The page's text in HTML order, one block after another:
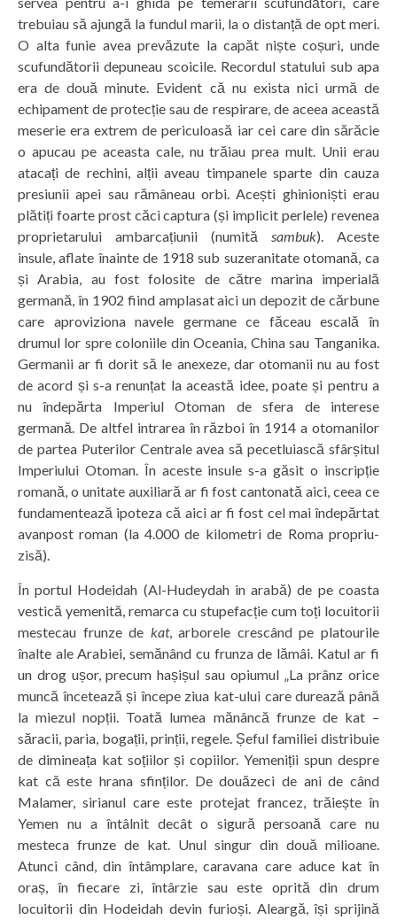
trebuiau să ajungă la fundul marii, la o distanță de opt meri.
O alta funie avea prevăzute la capăt niște coșuri, unde
scufundătorii depuneau scoicile. Recordul statului sub apa
era de două minute. Evident că nu exista nici urmă de
echipament de protecție sau de respirare, de aceea această
meserie era extrem de periculoasă iar cei care din sărăcie
o apucau pe aceasta cale, nu trăiau prea mult. Unii erau
atacați de rechini, alții aveau timpanele sparte din cauza
presiunii apei sau rămâneau orbi. Acești ghinioniști erau
plătiți foarte prost căci captura (și implicit perlele) revenea
proprietarului ambarcațiunii (numită sambuk). Aceste
insule, aflate înainte de 1918 sub suzeranitate otomană, ca
și Arabia, au fost folosite de către marina imperială
germană, în 1902 fiind amplasat aici un depozit de cărbune
care aproviziona navele germane ce făceau escală în
drumul lor spre coloniile din Oceania, China sau Tanganika.
Germanii ar fi dorit să le anexeze, dar otomanii nu au fost
de acord și s-a renunțat la această idee, poate și pentru a
nu îndepărta Imperiul Otoman de sfera de interese
germană. De altfel intrarea în război în 1914 a otomanilor
de partea Puterilor Centrale avea să pecetluiască sfârșitul
Imperiului Otoman. În aceste insule s-a găsit o inscripție
romană, o unitate auxiliară ar fi fost cantonată aici, ceea ce
fundamentează ipoteza că aici ar fi fost cel mai îndepărtat
avanpost roman (la 4.000 de kilometri de Roma propriu-
zisă).
În portul Hodeidah (Al-Hudeydah in arabă) de pe coasta
vestică yemenită, remarca cu stupefacție cum toți locuitorii
mestecau frunze de kat, arborele crescând pe platourile
înalte ale Arabiei, semănând cu frunza de lămâi. Katul ar fi
un drog ușor, precum hașișul sau opiumul „La prânz orice
muncă încetează și începe ziua kat-ului care durează până
la miezul nopții. Toată lumea mănâncă frunze de kat –
săracii, paria, bogații, prinții, regele. Șeful familiei distribuie
de dimineața kat soțiilor și copiilor. Yemeniții spun despre
kat că este hrana sfinților. De douăzeci de ani de când
Malamer, sirianul care este protejat francez, trăiește în
Yemen nu a întâlnit decât o sigură persoană care nu
mesteca frunze de kat. Unul singur din două milioane.
Atunci când, din întâmplare, caravana care aduce kat în
oraș, în fiecare zi, întârzie sau este oprită din drum
locuitorii din Hodeidah devin furioși. Aleargă, își sprijină